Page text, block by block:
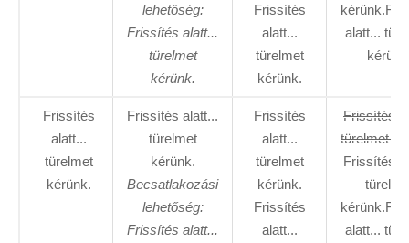
lehetőség:
Frissítés alatt...
türelmet
kérünk.
Frissítés
alatt...
türelmet
kérünk.
alatt...
Frissítés
alatt...
türelmet
kérünk.
Frissítés alatt...
türelmet
kérünk.
Becsatlakozási
lehetőség:
Frissítés alatt...
Frissítés
alatt...
türelmet
kérünk.
Frissítés
alatt...
Frissítés
türelmet
Frissítés
alatt...